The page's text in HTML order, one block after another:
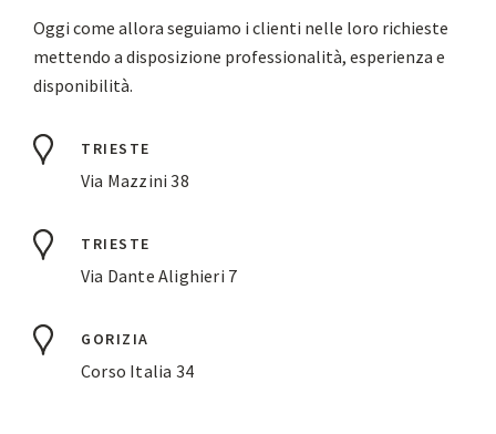
Oggi come allora seguiamo i clienti nelle loro richieste
mettendo a disposizione professionalità, esperienza e
disponibilità.
TRIESTE
Via Mazzini 38
TRIESTE
Via Dante Alighieri 7
GORIZIA
Corso Italia 34